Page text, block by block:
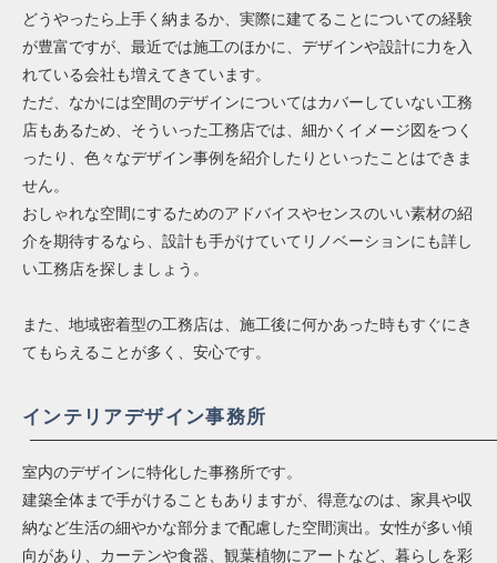
どうやったら上手く納まるか、実際に建てることについての経験
が豊富ですが、最近では施工のほかに、デザインや設計に力を入
れている会社も増えてきています。
ただ、なかには空間のデザインについてはカバーしていない工務
店もあるため、そういった工務店では、細かくイメージ図をつく
ったり、色々なデザイン事例を紹介したりといったことはできま
せん。
おしゃれな空間にするためのアドバイスやセンスのいい素材の紹
介を期待するなら、設計も手がけていてリノベーションにも詳し
い工務店を探しましょう。
また、地域密着型の工務店は、施工後に何かあった時もすぐにき
てもらえることが多く、安心です。
インテリアデザイン事務所
室内のデザインに特化した事務所です。
建築全体まで手がけることもありますが、得意なのは、家具や収
納など生活の細やかな部分まで配慮した空間演出。女性が多い傾
向があり、カーテンや食器、観葉植物にアートなど、暮らしを彩